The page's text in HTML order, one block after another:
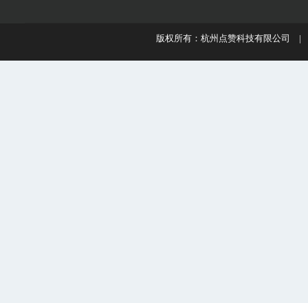
版权所有：杭州点赞科技有限公司